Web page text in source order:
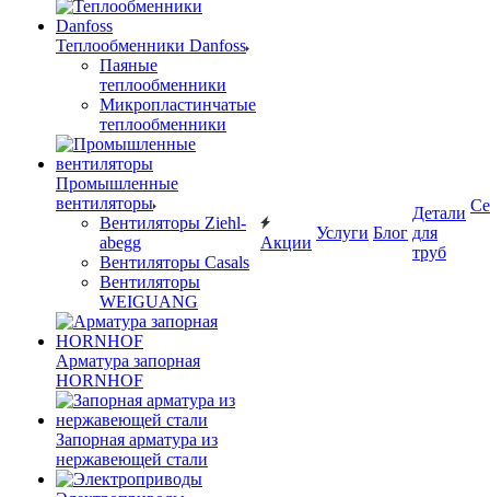
Теплообменники Danfoss
Паяные
теплообменники
Микропластинчатые
теплообменники
Промышленные
вентиляторы
Вентиляторы Ziehl-
abegg
Вентиляторы Casals
Вентиляторы
WEIGUANG
Арматура запорная
HORNHOF
Запорная арматура из
нержавеющей стали
Акции
Услуги Блог
Детали
для
труб